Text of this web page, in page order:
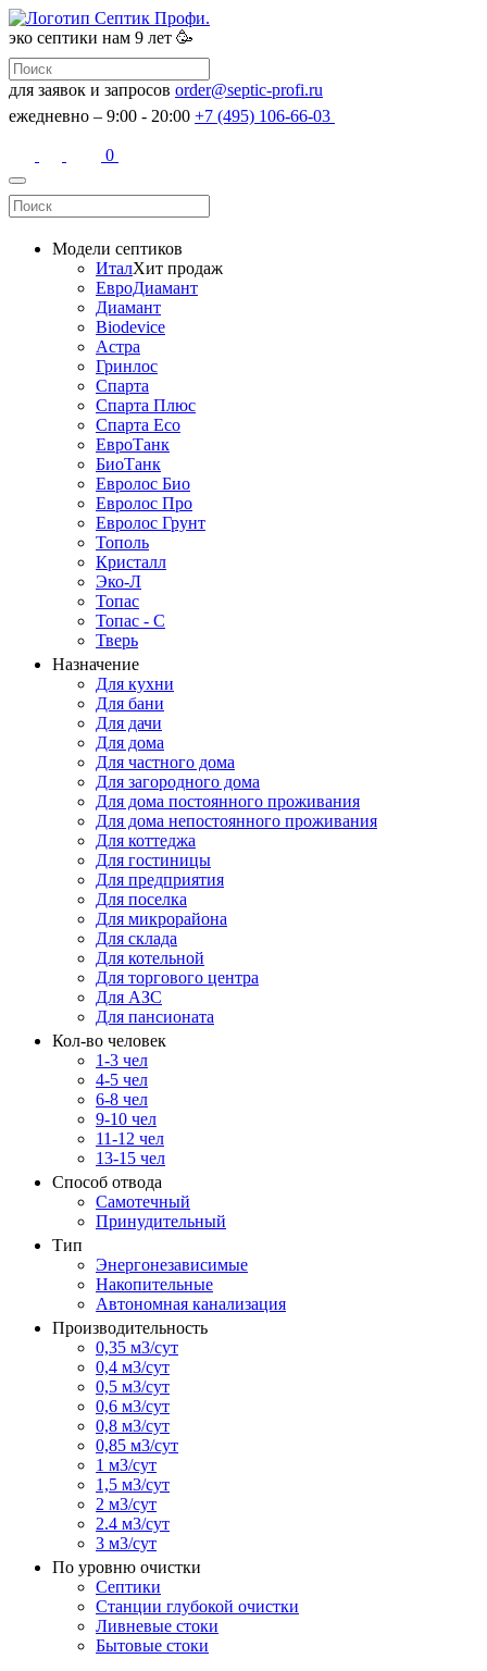
эко септики нам 9 лет 🥳
для заявок и запросов order@septic-profi.ru
ежедневно – 9:00 - 20:00 +7 (495) 106-66-03
0
Модели септиков
ИталХит продаж
ЕвроДиамант
Диамант
Biodevice
Астра
Гринлос
Спарта
Спарта Плюс
Спарта Eco
ЕвроТанк
БиоТанк
Евролос Био
Евролос Про
Евролос Грунт
Тополь
Кристалл
Эко-Л
Топас
Топас - С
Тверь
Назначение
Для кухни
Для бани
Для дачи
Для дома
Для частного дома
Для загородного дома
Для дома постоянного проживания
Для дома непостоянного проживания
Для коттеджа
Для гостиницы
Для предприятия
Для поселка
Для микрорайона
Для склада
Для котельной
Для торгового центра
Для АЗС
Для пансионата
Кол-во человек
1-3 чел
4-5 чел
6-8 чел
9-10 чел
11-12 чел
13-15 чел
Способ отвода
Самотечный
Принудительный
Тип
Энергонезависимые
Накопительные
Автономная канализация
Производительность
0,35 м3/сут
0,4 м3/сут
0,5 м3/сут
0,6 м3/сут
0,8 м3/сут
0,85 м3/сут
1 м3/сут
1,5 м3/сут
2 м3/сут
2.4 м3/сут
3 м3/сут
По уровню очистки
Септики
Станции глубокой очистки
Ливневые стоки
Бытовые стоки